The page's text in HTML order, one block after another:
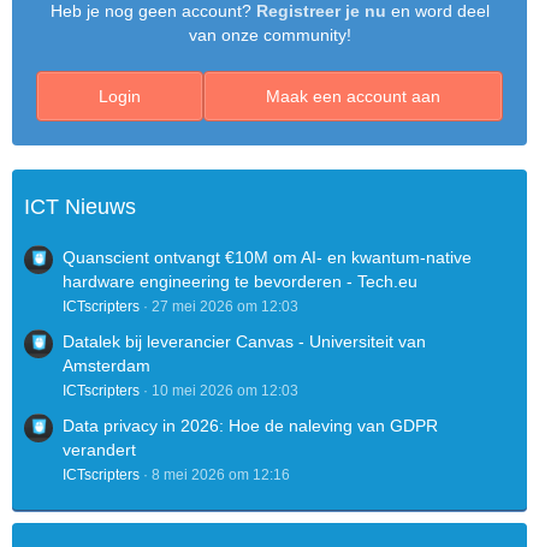
Heb je nog geen account? Registreer je nu en word deel
van onze community!
Maak een account aan
Login
ICT Nieuws
Quanscient ontvangt €10M om AI- en kwantum-native
hardware engineering te bevorderen - Tech.eu
ICTscripters 27 mei 2026 om 12:03
Datalek bij leverancier Canvas - Universiteit van
Amsterdam
ICTscripters 10 mei 2026 om 12:03
Data privacy in 2026: Hoe de naleving van GDPR
verandert
ICTscripters 8 mei 2026 om 12:16